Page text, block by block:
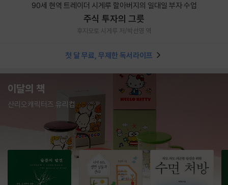
90세 현역 트레이더 시게루 할아버지의 일대일 부자 수업
주식 투자의 그릇
후지모토 시게루 저/박선영 역
첫 달 무료, 무제한 독서라이프
이달의 책
산리오캐릭터즈 유리컵